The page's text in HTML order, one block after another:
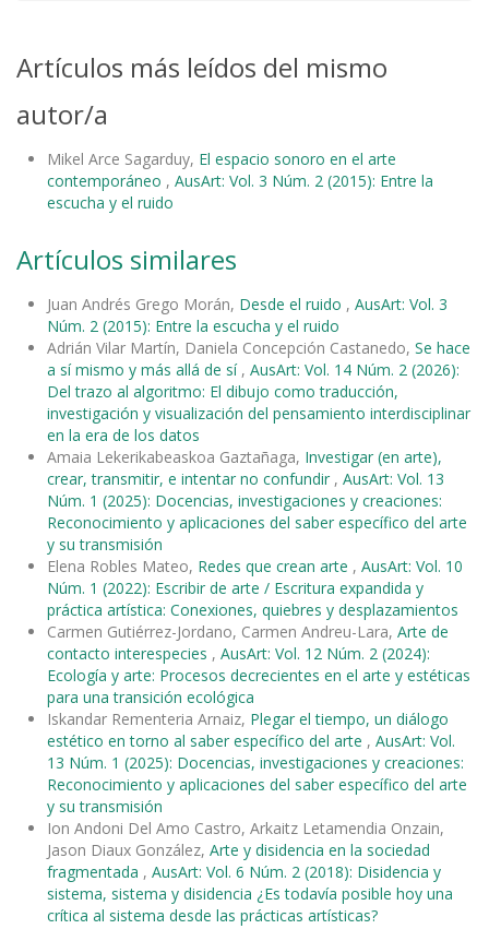
Artículos más leídos del mismo
autor/a
Mikel Arce Sagarduy, El espacio sonoro en el arte
contemporáneo , AusArt: Vol. 3 Núm. 2 (2015): Entre la
escucha y el ruido
Artículos similares
Juan Andrés Grego Morán, Desde el ruido , AusArt: Vol. 3
Núm. 2 (2015): Entre la escucha y el ruido
Adrián Vilar Martín, Daniela Concepción Castanedo, Se hace
a sí mismo y más allá de sí , AusArt: Vol. 14 Núm. 2 (2026):
Del trazo al algoritmo: El dibujo como traducción,
investigación y visualización del pensamiento interdisciplinar
en la era de los datos
Amaia Lekerikabeaskoa Gaztañaga, Investigar (en arte),
crear, transmitir, e intentar no confundir , AusArt: Vol. 13
Núm. 1 (2025): Docencias, investigaciones y creaciones:
Reconocimiento y aplicaciones del saber específico del arte
y su transmisión
Elena Robles Mateo, Redes que crean arte , AusArt: Vol. 10
Núm. 1 (2022): Escribir de arte / Escritura expandida y
práctica artística: Conexiones, quiebres y desplazamientos
Carmen Gutiérrez-Jordano, Carmen Andreu-Lara, Arte de
contacto interespecies , AusArt: Vol. 12 Núm. 2 (2024):
Ecología y arte: Procesos decrecientes en el arte y estéticas
para una transición ecológica
Iskandar Rementeria Arnaiz, Plegar el tiempo, un diálogo
estético en torno al saber específico del arte , AusArt: Vol.
13 Núm. 1 (2025): Docencias, investigaciones y creaciones:
Reconocimiento y aplicaciones del saber específico del arte
y su transmisión
Ion Andoni Del Amo Castro, Arkaitz Letamendia Onzain,
Jason Diaux González, Arte y disidencia en la sociedad
fragmentada , AusArt: Vol. 6 Núm. 2 (2018): Disidencia y
sistema, sistema y disidencia ¿Es todavía posible hoy una
crítica al sistema desde las prácticas artísticas?